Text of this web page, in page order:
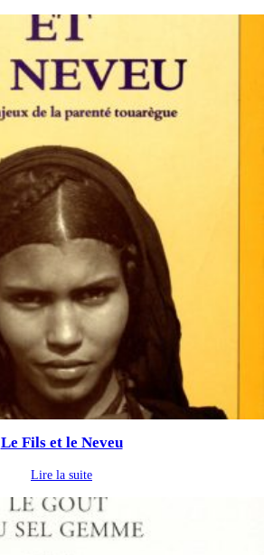
Le Fils et le Neveu
Lire la suite